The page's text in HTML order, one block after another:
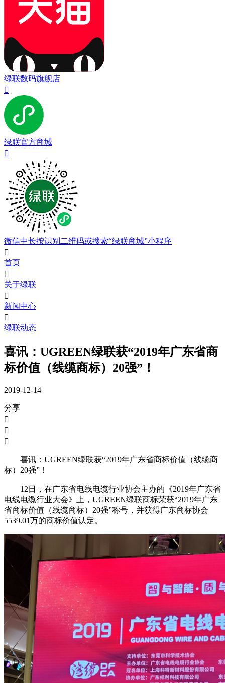
绿联数码旗舰店

绿联官方商城

微信中长按识别二维码或搜索“绿联商城”小程序

首页

关于绿联

新闻中心

绿联动态
喜讯：UGREEN绿联获“2019年广东省商
标价值（线缆商标）20强”！
2019-12-14
分享



喜讯：UGREEN绿联获“2019年广东省商标价值（线缆商
标）20强”！
12日，在广东省电线电缆行业协会主办的《2019年广东省
电线电缆行业大会》
上，UGREEN绿联商标荣获“2019年广东
省商标价值（线缆商标）20强”称号，并获得广东商标协会
5539.01万的商标价值认定。